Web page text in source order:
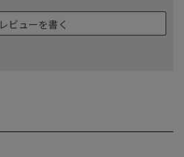
レビューを書く